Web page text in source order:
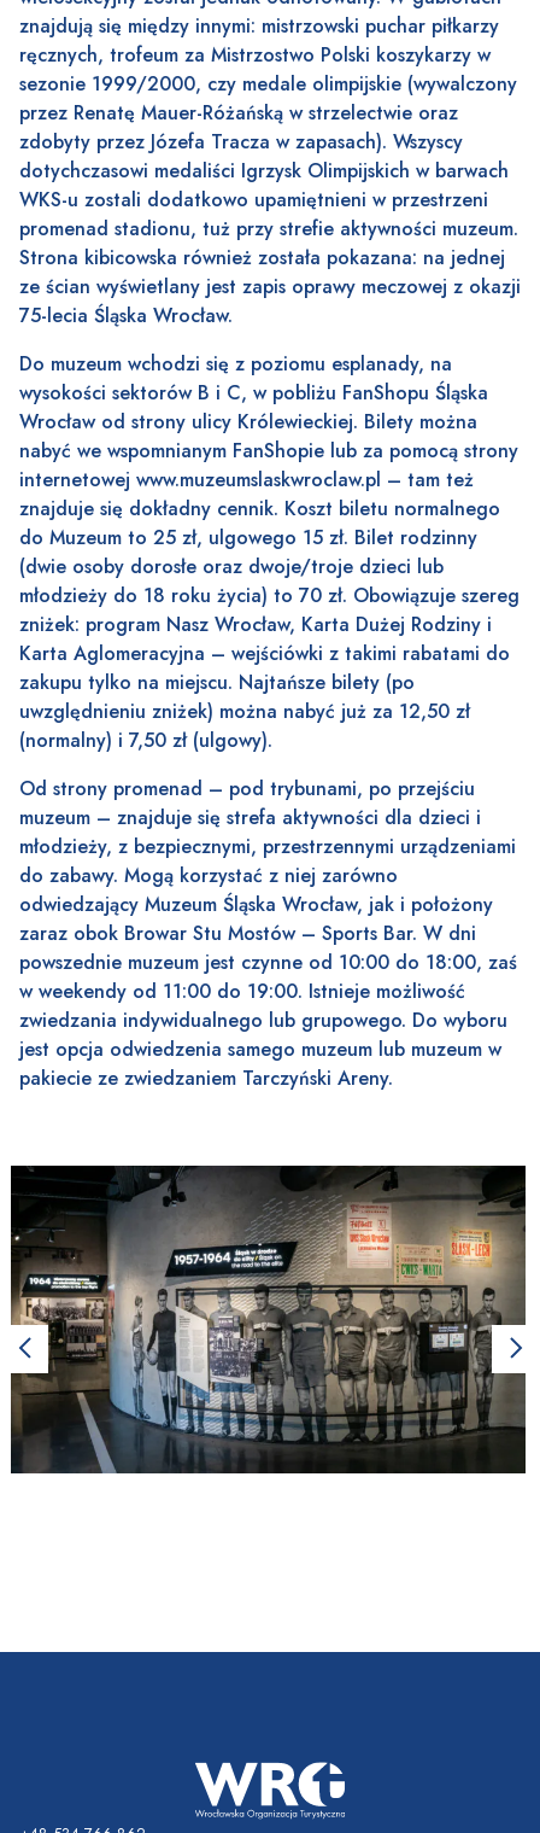
znajdują się między innymi: mistrzowski puchar piłkarzy
ręcznych, trofeum za Mistrzostwo Polski koszykarzy w
sezonie 1999/2000, czy medale olimpijskie (wywalczony
przez Renatę Mauer-Różańską w strzelectwie oraz
zdobyty przez Józefa Tracza w zapasach). Wszyscy
dotychczasowi medaliści Igrzysk Olimpijskich w barwach
WKS-u zostali dodatkowo upamiętnieni w przestrzeni
promenad stadionu, tuż przy strefie aktywności muzeum.
Strona kibicowska również została pokazana: na jednej
ze ścian wyświetlany jest zapis oprawy meczowej z okazji
75-lecia Śląska Wrocław.
Do muzeum wchodzi się z poziomu esplanady, na
wysokości sektorów B i C, w pobliżu FanShopu Śląska
Wrocław od strony ulicy Królewieckiej. Bilety można
nabyć we wspomnianym FanShopie lub za pomocą strony
internetowej www.muzeumslaskwroclaw.pl – tam też
znajduje się dokładny cennik. Koszt biletu normalnego
do Muzeum to 25 zł, ulgowego 15 zł. Bilet rodzinny
(dwie osoby dorosłe oraz dwoje/troje dzieci lub
młodzieży do 18 roku życia) to 70 zł. Obowiązuje szereg
zniżek: program Nasz Wrocław, Karta Dużej Rodziny i
Karta Aglomeracyjna – wejściówki z takimi rabatami do
zakupu tylko na miejscu. Najtańsze bilety (po
uwzględnieniu zniżek) można nabyć już za 12,50 zł
(normalny) i 7,50 zł (ulgowy).
Od strony promenad – pod trybunami, po przejściu
muzeum – znajduje się strefa aktywności dla dzieci i
młodzieży, z bezpiecznymi, przestrzennymi urządzeniami
do zabawy. Mogą korzystać z niej zarówno
odwiedzający Muzeum Śląska Wrocław, jak i położony
zaraz obok Browar Stu Mostów – Sports Bar. W dni
powszednie muzeum jest czynne od 10:00 do 18:00, zaś
w weekendy od 11:00 do 19:00. Istnieje możliwość
zwiedzania indywidualnego lub grupowego. Do wyboru
jest opcja odwiedzenia samego muzeum lub muzeum w
pakiecie ze zwiedzaniem Tarczyński Areny.